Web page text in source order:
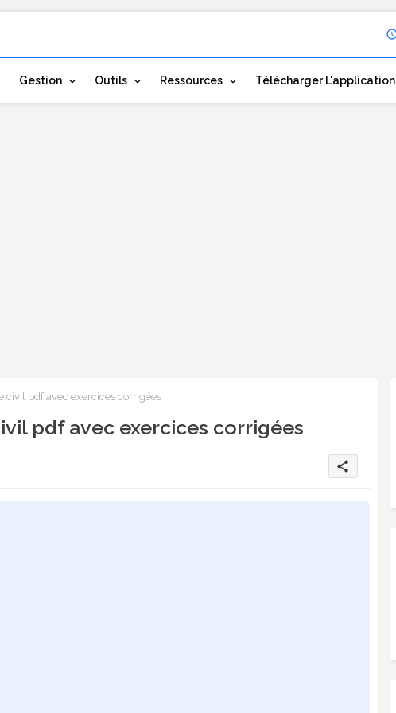
Gestion Outils Ressources Télécharger L'application
civil pdf avec exercices corrigées
pdf avec exercices corrigées
share